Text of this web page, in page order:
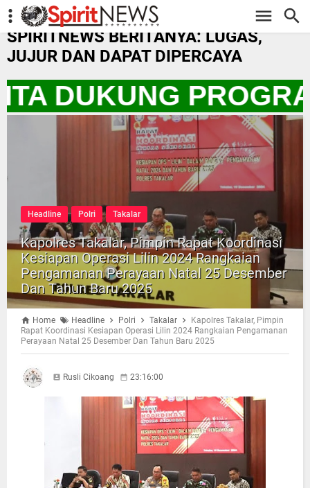
-->
SPIRITNEWS BERITANYA: LUGAS,
JUJUR DAN DAPAT DIPERCAYA
DUKUNG
Headline Polri Takalar
Kapolres Takalar, Pimpin Rapat Koordinasi
Kesiapan Operasi Lilin 2024 Rangkaian
Pengamanan Perayaan Natal 25 Desember
Dan Tahun Baru 2025
Home Headline Polri Takalar
Kapolres Takalar, Pimpin
Rapat Koordinasi Kesiapan Operasi Lilin 2024 Rangkaian Pengamanan
Perayaan Natal 25 Desember Dan Tahun Baru 2025
Rusli Cikoang 23:16:00